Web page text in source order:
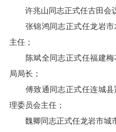
许兆山同志正式任古田会议
张锦鸿同志正式任龙岩市
主任；
陈斌全同志正式任福建梅
局局长；
傅致通同志正式任连城县
理委员会主任；
魏卿同志正式任龙岩市城市